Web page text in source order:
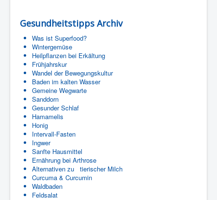
Gesundheitstipps Archiv
Was ist Superfood?
Wintergemüse
Heilpflanzen bei Erkältung
Frühjahrskur
Wandel der Bewegungskultur
Baden im kalten Wasser
Gemeine Wegwarte
Sanddorn
Gesunder Schlaf
Hamamelis
Honig
Intervall-Fasten
Ingwer
Sanfte Hausmittel
Ernährung bei Arthrose
Alternativen zu tierischer Milch
Curcuma & Curcumin
Waldbaden
Feldsalat